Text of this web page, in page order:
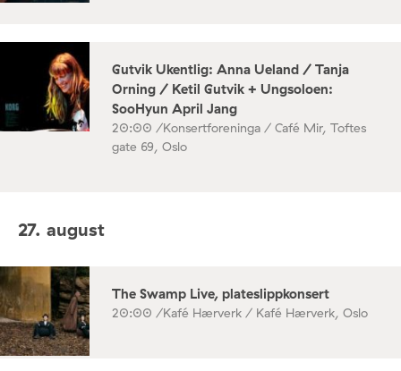
Gutvik Ukentlig: Anna Ueland / Tanja
Orning / Ketil Gutvik + Ungsoloen:
SooHyun April Jang
20:00 /Konsertforeninga / Café Mir, Toftes
gate 69, Oslo
27. august
The Swamp Live, plateslippkonsert
20:00 /Kafé Hærverk / Kafé Hærverk, Oslo